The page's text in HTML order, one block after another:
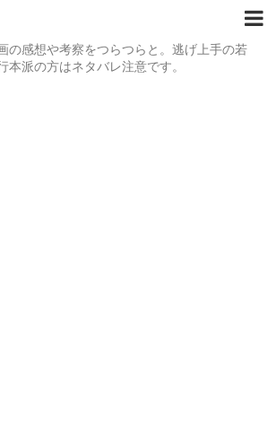
の感想や考察をつらつらと。逃げ上手の若
本派の方はネタバレ注意です。